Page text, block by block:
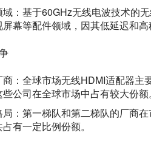
域：基于60GHz无线电波技术的
幕等配件领域，因其低延迟和高
商：全球市场无线HDMI适配器
公司在全球市场中占有较大份额。
局：第一梯队和第二梯队的厂商
有一定比例份额。